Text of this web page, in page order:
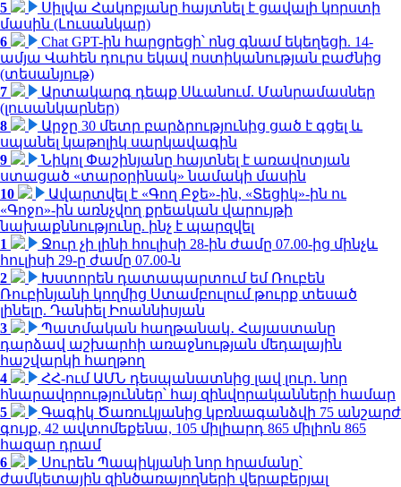
5
Սիլվա Հակոբյանը հայտնել է ցավալի կորստի
մասին (Լուսանկար)
6
Chat GPT-ին հարցրեցի՝ ոնց գնամ եկեղեցի. 14-
ամյա Վահեն դուրս եկավ ոստիկանության բաժնից
(տեսանյութ)
7
Արտակարգ դեպք Սևանում. Մանրամասներ
(լուսանկարներ)
8
Արջը 30 մետր բարձրությունից ցած է գցել և
սպանել կաթոլիկ սարկավագին
9
Նիկոլ Փաշինյանը հայտնել է առավոտյան
ստացած «տարօրինակ» նամակի մասին
10
Ավարտվել է «Գող Բջե»-ին, «Տեցիկ»-ին ու
«Գոջո»-ին առնչվող քրեական վարույթի
նախաքննությունը. ինչ է պարզվել
1
Ջուր չի լինի հուլիսի 28-ին ժամը 07.00-ից մինչև
հուլիսի 29-ը ժամը 07.00-ն
2
Խստորեն դատապարտում եմ Ռուբեն
Ռուբինյանի կողմից Ստամբուլում թուրք տեսած
լինելը. Դանիել Իոաննիսյան
3
Պատմական հաղթանակ․ Հայաստանը
դարձավ աշխարհի առաջնության մեդալային
հաշվարկի հաղթող
4
ՀՀ-ում ԱՄՆ դեսպանատնից լավ լուր․ նոր
հնարավորություններ՝ հայ զինվորականների համար
5
Գագիկ Ծառուկյանից կբռնագանձվի 75 անշարժ
գույք, 42 ավտոմեքենա, 105 միլիարդ 865 միլիոն 865
հազար դրամ
6
Սուրեն Պապիկյանի նոր հրամանը՝
ժամկետային զինծառայողների վերաբերյալ